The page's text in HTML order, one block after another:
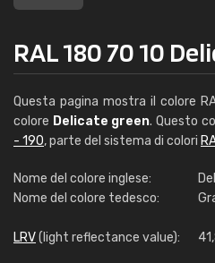
RAL 180 70 10
Questa pagina mostra il colore
colore Delicate green. Questo
- 190, parte del sistema di colori
Nome del colore inglese:
Nome del colore tedesco:
LRV(light reflectance value):